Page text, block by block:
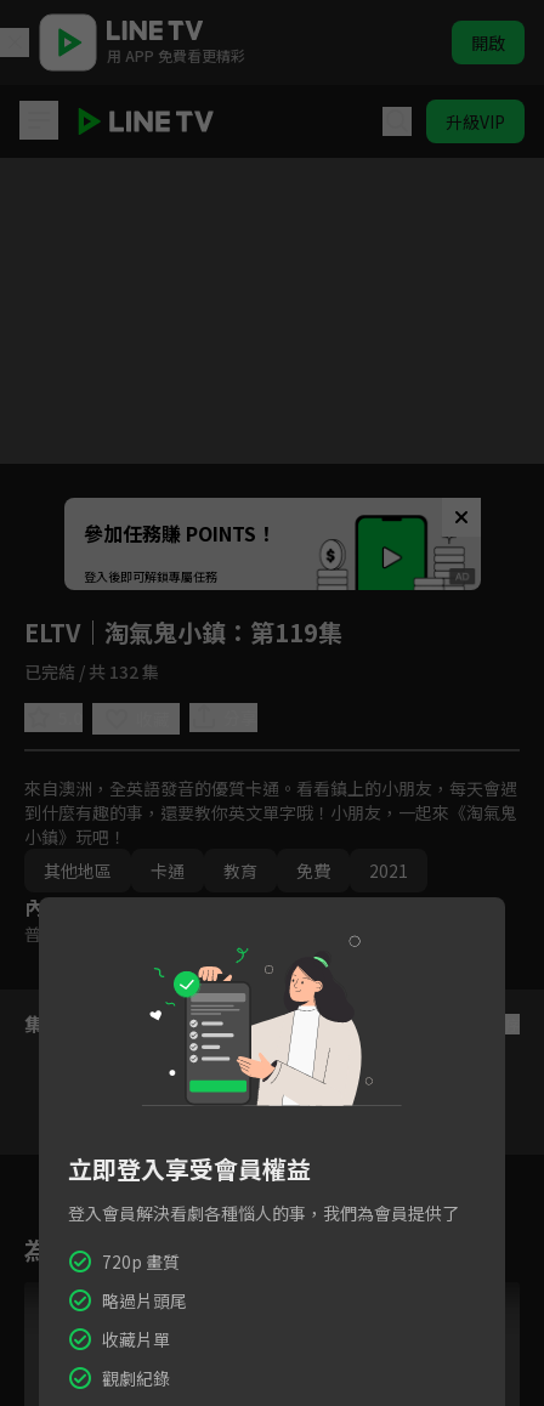
用 APP 免費看更精彩 開啟
升級VIP
Unmute
如有不便請見諒
參加任務賺 POINTS！
登入後即可解鎖專屬任務
ELTV｜淘氣鬼小鎮 ：第119集
已完結 / 共 132 集
來自澳洲，全英語發音的優質卡通。看看鎮上的小朋友，每天會遇
到什麼有趣的事，還要教你英文單字哦！小朋友，一起來《淘氣鬼
小鎮》玩吧！
其他地區
卡通 教育 免費 2021
內容標籤
普遍級
集數列表
117 118 119
為您推薦
立即登入享受會員權益
登入會員解決看劇各種惱人的事，我們為會員提供了
720p 畫質
略過片頭尾
收藏片單
觀劇紀錄